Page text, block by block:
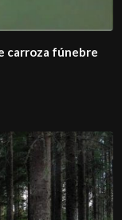
carroza fúnebre